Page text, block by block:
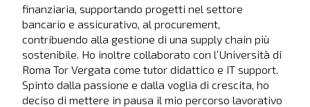
finanziaria, supportando progetti nel settore
bancario e assicurativo, al procurement,
contribuendo alla gestione di una supply chain più
sostenibile. Ho inoltre collaborato con l’Università di
Roma Tor Vergata come tutor didattico e IT support.
Spinto dalla passione e dalla voglia di crescita, ho
deciso di mettere in pausa il mio percorso lavorativo